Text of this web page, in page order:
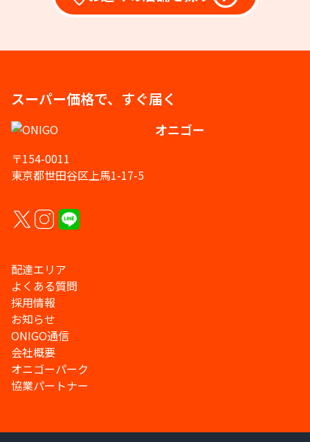
スーパー価格で、すぐ届く
オニゴー
〒154-0011
東京都世田谷区上馬1-17-5
配達エリア
よくある質問
採用情報
お知らせ
ONIGO通信
会社概要
オニゴーパーク
協業パートナー